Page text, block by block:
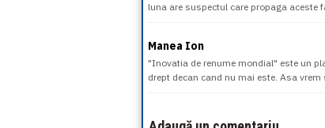
luna are suspectul care propaga aceste
Manea Ion
"Inovatia de renume mondial" este un
drept decan cand nu mai este. Asa